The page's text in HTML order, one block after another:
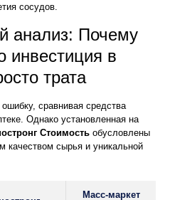
сосудов.
анализ: Почему
инвестиция в
трата
сравнивая средства
Однако установленная на
Стоимость обусловлены
качеством сырья и уникальной
Масс-маркет